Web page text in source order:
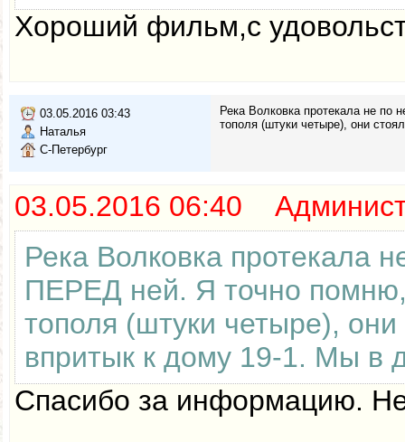
Хороший фильм,с
03.05.2016 03:43
Наталья
С-Петербург
Река Волковка протекала не
тополя (штуки четыре), они
03.05.2016 06:40
Река Волковка протекала
ПЕРЕД ней. Я точно помню,
тополя (штуки четыре),
впритык к дому 19-1. Мы в
Спасибо за информацию.